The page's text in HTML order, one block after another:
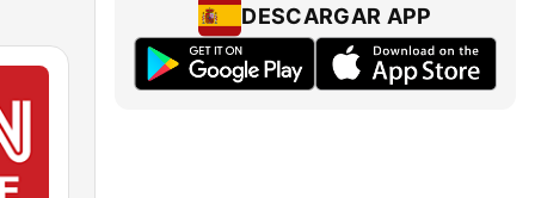
DESCARGAR APP